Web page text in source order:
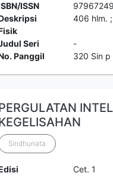
ISSN
406 hlm.
Seri
-
Panggil
320 Sin p
Sindhunata
Cet. 1